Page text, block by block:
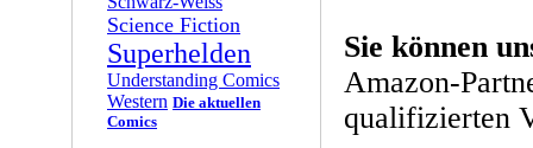
Science Fiction
Superhelden
Understanding Comics
Western Die aktuellen
Comics
Sie können
Amazon-
qualifizierten